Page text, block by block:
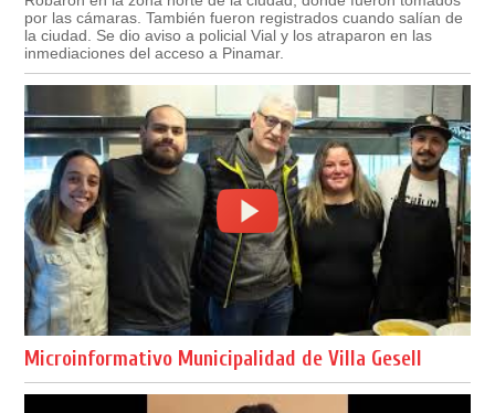
por las cámaras. También fueron registrados cuando salían de
la ciudad. Se dio aviso a policial Vial y los atraparon en las
inmediaciones del acceso a Pinamar.
Microinformativo Municipalidad de Villa Gesell